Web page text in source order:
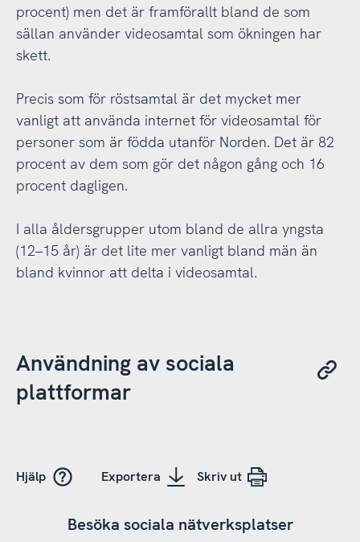
procent) men det är framförallt bland de som
sällan använder videosamtal som ökningen har
skett.
Precis som för röstsamtal är det mycket mer
vanligt att använda internet för videosamtal för
personer som är födda utanför Norden. Det är 82
procent av dem som gör det någon gång och 16
procent dagligen.
I alla åldersgrupper utom bland de allra yngsta
(12–15 år) är det lite mer vanligt bland män än
bland kvinnor att delta i videosamtal.
Användning av sociala
plattformar
Hjälp Exportera Skriv ut
Besöka sociala nätverksplatser